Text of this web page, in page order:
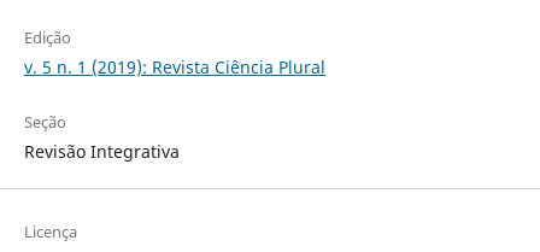
Edição
v. 5 n. 1 (2019): Revista Ciência Plural
Seção
Revisão Integrativa
Licença